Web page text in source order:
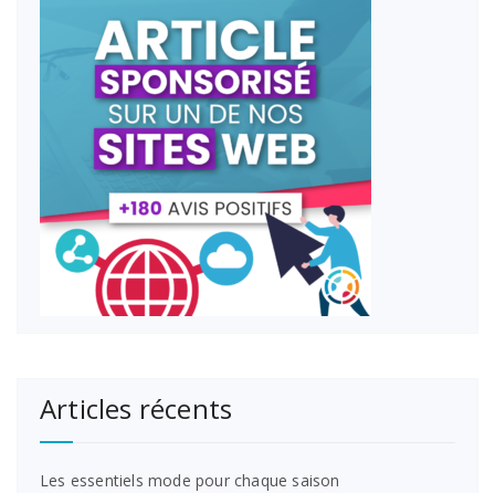
Articles récents
Les essentiels mode pour chaque saison